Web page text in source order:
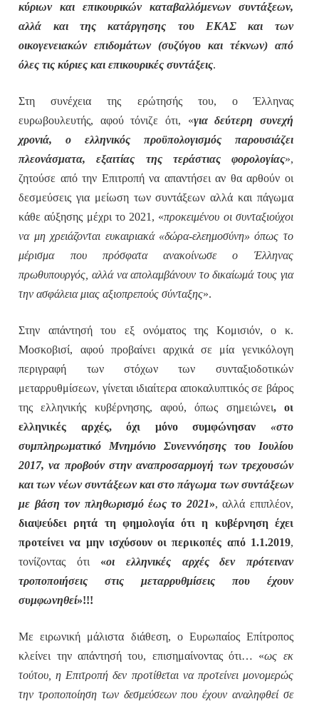
κύριων και επικουρικών καταβαλλόμενων συντάξεων,
αλλά και της κατάργησης του ΕΚΑΣ και των
οικογενειακών επιδομάτων (συζύγου και τέκνων) από
όλες τις κύριες και επικουρικές συντάξεις.
Στη συνέχεια της ερώτησής του, ο Έλληνας
ευρωβουλευτής, αφού τόνιζε ότι, «για δεύτερη συνεχή
χρονιά, ο ελληνικός προϋπολογισμός παρουσιάζει
πλεονάσματα, εξαιτίας της τεράστιας φορολογίας»,
ζητούσε από την Επιτροπή να απαντήσει αν θα αρθούν οι
δεσμεύσεις για μείωση των συντάξεων αλλά και πάγωμα
κάθε αύξησης μέχρι το 2021, «προκειμένου οι συνταξιούχοι
να μη χρειάζονται ευκαιριακά «δώρα-ελεημοσύνη» όπως το
μέρισμα που πρόσφατα ανακοίνωσε ο Έλληνας
πρωθυπουργός, αλλά να απολαμβάνουν το δικαίωμά τους για
την ασφάλεια μιας αξιοπρεπούς σύνταξης».
Στην απάντησή του εξ ονόματος της Κομισιόν, ο κ.
Μοσκοβισί, αφού προβαίνει αρχικά σε μία γενικόλογη
περιγραφή των στόχων των συνταξιοδοτικών
μεταρρυθμίσεων, γίνεται ιδιαίτερα αποκαλυπτικός σε βάρος
της ελληνικής κυβέρνησης, αφού, όπως σημειώνει, οι
ελληνικές αρχές, όχι μόνο συμφώνησαν «στο
συμπληρωματικό Μνημόνιο Συνεννόησης του Ιουλίου
2017, να προβούν στην αναπροσαρμογή των τρεχουσών
και των νέων συντάξεων και στο πάγωμα των συντάξεων
με βάση τον πληθωρισμό έως το 2021», αλλά επιπλέον,
διαψεύδει ρητά τη φημολογία ότι η κυβέρνηση έχει
προτείνει να μην ισχύσουν οι περικοπές από 1.1.2019,
τονίζοντας ότι «οι ελληνικές αρχές
δεν πρότειναν
τροποποιήσεις στις μεταρρυθμίσεις που έχουν
συμφωνηθεί»!!!
Με ειρωνική μάλιστα διάθεση, ο Ευρωπαίος Επίτροπος
κλείνει την απάντησή του, επισημαίνοντας ότι… «ως εκ
τούτου, η Επιτροπή δεν προτίθεται να προτείνει μονομερώς
την τροποποίηση των δεσμεύσεων που έχουν αναληφθεί σε